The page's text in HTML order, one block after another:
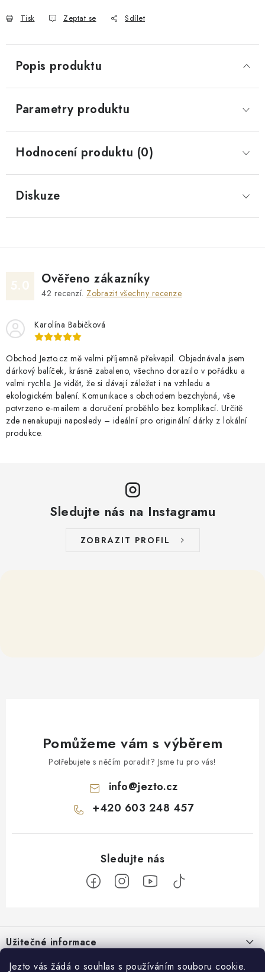
Jezto vás žádá o souhlas s používáním souboru cookie.
Tisk Zeptat se Sdílet
Popis produktu
Parametry produktu
Hodnocení produktu (0)
Diskuze
Ověřeno zákazníky
42 recenzí. Zobrazit všechny recenze
Karolína Babičková
Obchod Jezto.cz mě velmi příjemně překvapil. Objednávala jsem
dárkový balíček, krásně zabaleno, všechno dorazilo v pořádku a
velmi rychle. Je vidět, že si dávají záležet i na vzhledu a
ekologickém balení. Komunikace s obchodem bezchybná, vše
potvrzeno e‑mailem a doručení proběhlo bez komplikací. Určitě
zde nenakupuji naposledy – ideální pro originální dárky z lokální
produkce.
Sledujte nás na Instagramu
ZOBRAZIT PROFIL
Pomůžeme vám s výběrem
Potřebujete s něčím poradit? Jsme tu pro vás!
info@jezto.cz
+420 603 248 457
pUžitečné informace
O nás